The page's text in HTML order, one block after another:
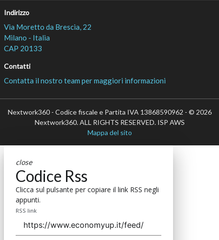
Indirizzo
Via Moretto da Brescia, 22
Milano - Italia
CAP 20133
Contatti
Contatta il nostro team per maggiori informazioni
Nextwork360 - Codice fiscale e Partita IVA 13868590962 - © 2026
Nextwork360. ALL RIGHTS RESERVED. ISP AWS
Mappa del sito
close
Codice Rss
Clicca sul pulsante per copiare il link RSS negli
appunti.
RSS link